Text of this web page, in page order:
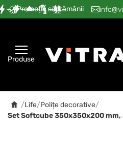
Promoția săptămânii
— — — — —
Produse
/Life/Polițe decorative/
Set Softcube 350x350x200 mm,